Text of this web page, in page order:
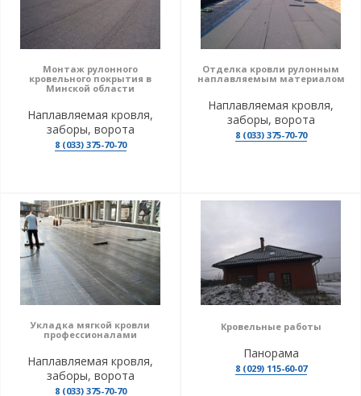
Монтаж рулонного
кровельного покрытия в
Минской области
Наплавляемая кровля,
заборы, ворота
8 (033) 375-70-70
Отделка кровли рулонным
наплавляемым материалом
Наплавляемая кровля,
заборы, ворота
8 (033) 375-70-70
Укладка мягкой кровли
профессионалами
Наплавляемая кровля,
заборы, ворота
8 (033) 375-70-70
Кровельные работы
Панорама
8 (029) 115-60-07